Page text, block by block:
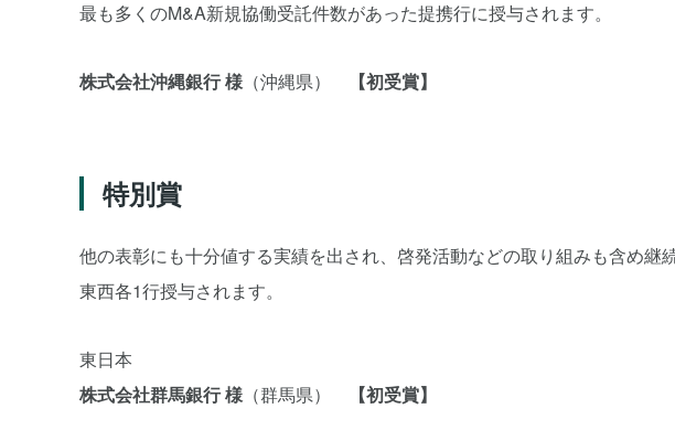
最も多くのM&A新規協働受託件数があった提携行に授与されます。
株式会社沖縄銀行 様 （沖縄県） 【初受賞】
特別賞
他の表彰にも十分値する実績を出され、啓発活動などの取り組みも含め継
東西各1行授与されます。
東日本
株式会社群馬銀行 様 （群馬県） 【初受賞】